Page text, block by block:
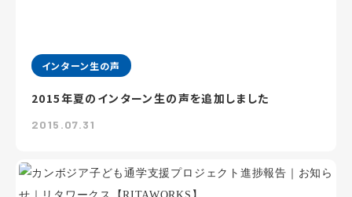
インターン生の声
2015年夏のインターン生の声を追加しました
2015.07.31